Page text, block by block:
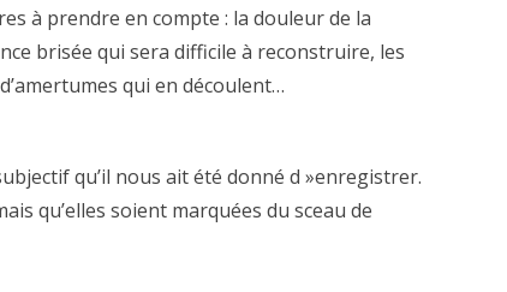
à prendre en compte : la douleur de la
brisée qui sera difficile à reconstruire, les
qui en découlent…
qu’il nous ait été donné d »enregistrer.
qu’elles soient marquées du sceau de